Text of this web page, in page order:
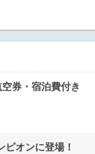
券・宿泊費付き
ピオンに登場！